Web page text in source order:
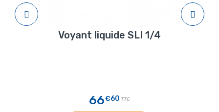
Voyant liquide SLI 1/4
66€60 TTC